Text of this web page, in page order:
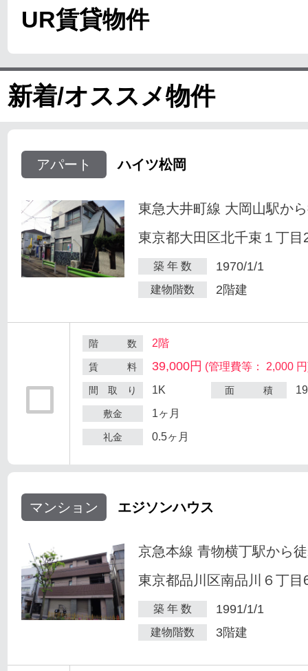
UR賃貸物件
新着/オススメ物件
アパート ハイツ松岡
東急大井町線 大岡山駅か
東京都大田区北千束１丁目
築 年 数 1970/1/1
建物階数 2階建
階 数 2階
賃 料 39,000円 (管理費等： 2,000
間 取 り 1K 面 積
敷金 1ヶ月
礼金 0.5ヶ月
マンション エジソンハウス
京急本線 青物横丁駅から
東京都品川区南品川６丁目
築 年 数 1991/1/1
建物階数 3階建